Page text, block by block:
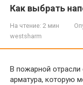
Как выбрать
На чтение: 2 мин
westsharm
В пожарной отрасли
арматура, которую